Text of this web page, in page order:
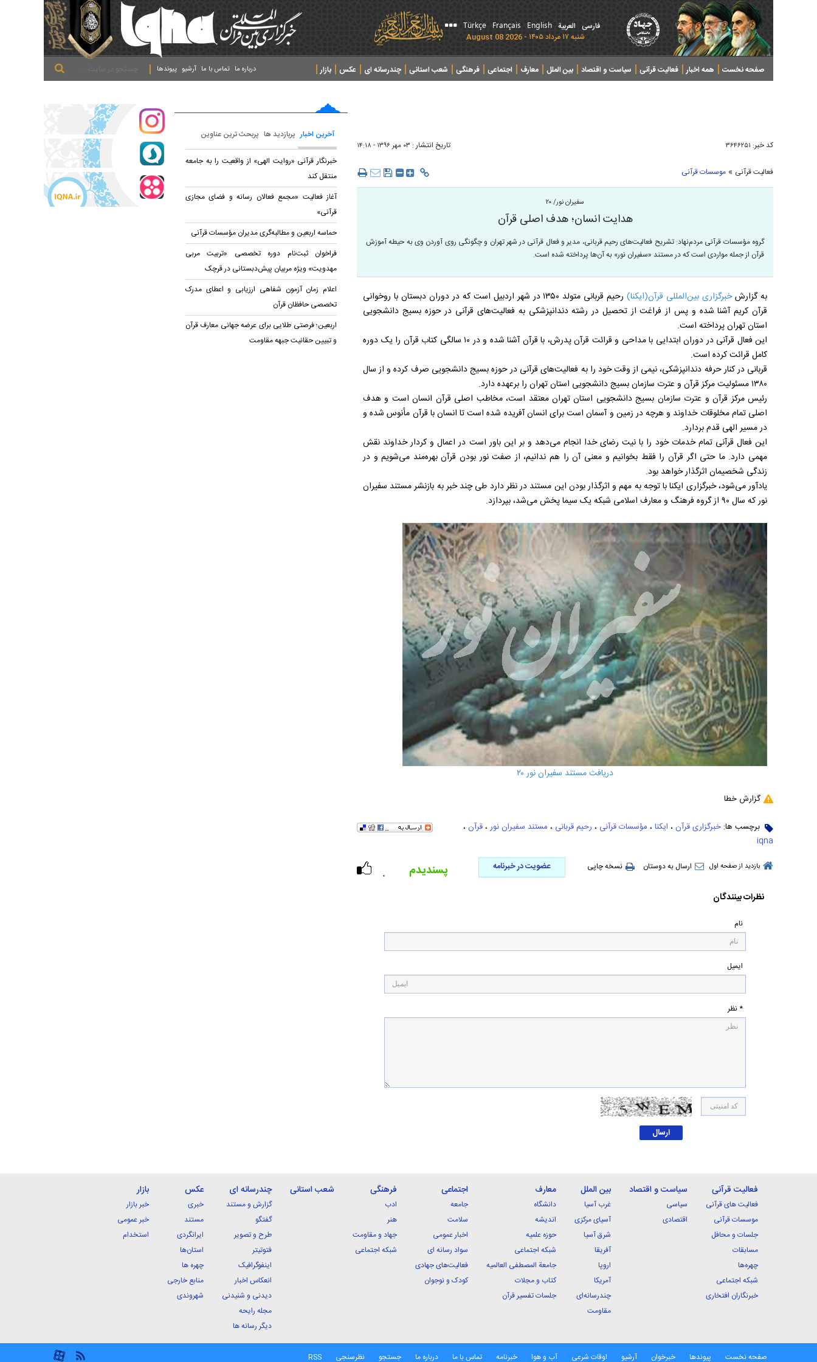
فارسی العربیة English
Français
Türkçe
شنبه ۱۷ مرداد ۱۴۰۵ - 2026 August 08
صفحه نخست همه اخبار فعالیت قرآنی سیاست و اقتصاد بین الملل معارف اجتماعی فرهنگی شعب استانی چندرسانه ای عکس
بازار
پیوندها آرشیو تماس با ما درباره ما
کد خبر: ۳۶۴۶۲۵۱ تاریخ انتشار : ۰۳ مهر ۱۳۹۶ - ۱۴:۱۸
فعالیت قرآنی » موسسات قرآنی
سفیران نور/ ۲۰
هدایت انسان؛ هدف اصلی قرآن
گروه مؤسسات قرآنی مردم‌نهاد: تشریح فعالیت‌های رحیم قربانی، مدیر و فعال قرآنی در شهر تهران و چگونگی روی آوردن وی به حیطه آموزش
قرآن از جمله مواردی است که در مستند «سفیران نور» به آن‌ها پرداخته شده است.
به گزارشخبرگزاری بین‌المللی قرآن(ایکنا)
رحیم قربانی متولد ۱۳۵۰ در شهر اردبیل است که در دوران دبستان با روخوانی
قرآن کریم آشنا شده و پس از فراغت از تحصیل در رشته دندانپزشکی به فعالیت‌های قرآنی در حوزه بسیج دانشجویی
استان تهران پرداخته است.
این فعال قرآنی در دوران ابتدایی با مداحی و قرائت قرآن پدرش، با قرآن آشنا شده و در ۱۰ سالگی کتاب قرآن را یک دوره
کامل قرائت کرده است.
قربانی در کنار حرفه دندانپزشکی، نیمی از وقت خود را به فعالیت‌های قرآنی در حوزه بسیج دانشجویی صرف کرده و از سال
۱۳۸۰ مسئولیت مرکز قرآن و عترت سازمان بسیج دانشجویی استان تهران را برعهده دارد.
رئیس مرکز قرآن و عترت سازمان بسیج دانشجویی استان تهران معتقد است، مخاطب اصلی قرآن انسان است و هدف
اصلی تمام مخلوقات خداوند و هرچه در زمین و آسمان است برای انسان آفریده شده است تا انسان با قرآن مأنوس شده و
در مسیر الهی قدم بردارد.
این فعال قرآنی تمام خدمات خود را با نیت رضای خدا انجام می‌دهد و بر این باور است در اعمال و کردار خداوند نقش
مهمی دارد. ما حتی اگر قرآن را فقط بخوانیم و معنی آن را هم ندانیم، از صفت نور بودن قرآن بهره‌مند می‌شویم و در
زندگی شخصیمان اثرگذار خواهد بود.
یادآور می‌شود، خبرگزاری ایکنا با توجه به مهم و اثرگذار بودن این مستند در نظر دارد طی چند خبر به بازنشر مستند سفیران
نور که سال ۹۰ از گروه فرهنگ و معارف اسلامی شبکه یک سیما پخش می‌شد، بپردازد.
دریافت مستند سفیران نور ۲۰
گزارش خطا
برچسب ها: خبرگزاری قرآن ، ایکنا ، مؤسسات قرآنی ، رحیم قربانی ، مستند سفیران نور ، قرآن ،
iqna
بازدید از صفحه اول ارسال به دوستان نسخه چاپی عضویت در خبرنامه
۰ پسندیدم
نظرات بینندگان
نام
ایمیل
* نظر
آخرین اخبار پربازدید ها پربحث ترین عناوین
خبرنگار قرآنی «روایت الهی» از واقعیت را به جامعه
منتقل کند
آغاز فعالیت «مجمع فعالان رسانه و فضای مجازی
قرآنی»
حماسه اربعین و مطالبه‌گری مدیران مؤسسات قرآنی
فراخوان ثبت‌نام دوره تخصصی «تربیت مربی
مهدویت» ویژه مربیان پیش‌دبستانی در قرچک
اعلام زمان آزمون شفاهی ارزیابی و اعطای مدرک
تخصصی حافظان قرآن
اربعین؛ فرصتی طلایی برای عرضه جهانی معارف قرآن
و تبیین حقانیت جبهه مقاومت
فعالیت قرآنی
فعالیت های قرآنی
موسسات قرآنی
جلسات و محافل
مسابقات
چهره‌ها
شبکه اجتماعی
خبرنگاران افتخاری
سیاست و اقتصاد
سیاسی
اقتصادی
بین الملل
غرب آسیا
آسیای مرکزی
شرق آسیا
آفریقا
اروپا
آمریکا
چندرسانه‌ای
مقاومت
معارف
دانشگاه
اندیشه
حوزه علمیه
شبکه اجتماعی
جامعة المصطفی العالمیه
کتاب و مجلات
جلسات تفسیر قرآن
اجتماعی
جامعه
سلامت
اخبار عمومی
سواد رسانه ای
فعالیت‌های جهادی
کودک و نوجوان
فرهنگی
ادب
هنر
جهاد و مقاومت
شبکه اجتماعی
شعب استانی چندرسانه ای
گزارش و مستند
گفتگو
طرح و تصویر
فتوتیتر
اینفوگرافیک
انعکاس اخبار
دیدنی و شنیدنی
مجله رایحه
دیگر رسانه ها
عکس
خبری
مستند
ایرانگردی
استان‌ها
چهره ها
منابع خارجی
شهروندی
بازار
خبر بازار
خبر عمومی
استخدام
صفحه نخست پیوندها خبرخوان آرشیو اوقات شرعی آب و هوا خبرنامه تماس با ما درباره ما جستجو نظرسنجی RSS